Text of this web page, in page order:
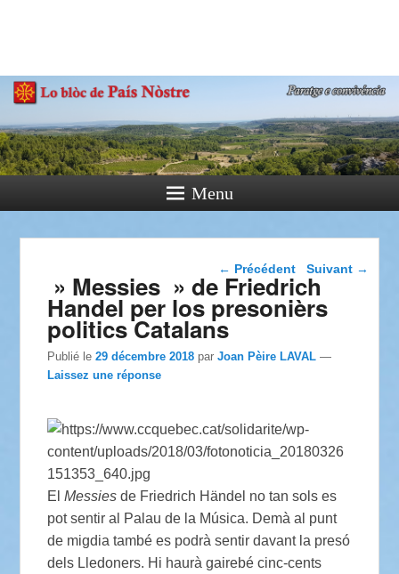
Paratge e Convivència
Menu
Navigation dans les
← Précédent Suivant →
» Messies » de Friedrich
Handel per los presonièrs
politics Catalans
Publié le29 décembre 2018 parJoan Pèire LAVAL —
Laissez une réponse
ElMessies de Friedrich Händel no tan sols es
pot sentir al Palau de la Música. Demà al punt
de migdia també es podrà sentir davant la presó
dels Lledoners. Hi haurà gairebé cinc-cents